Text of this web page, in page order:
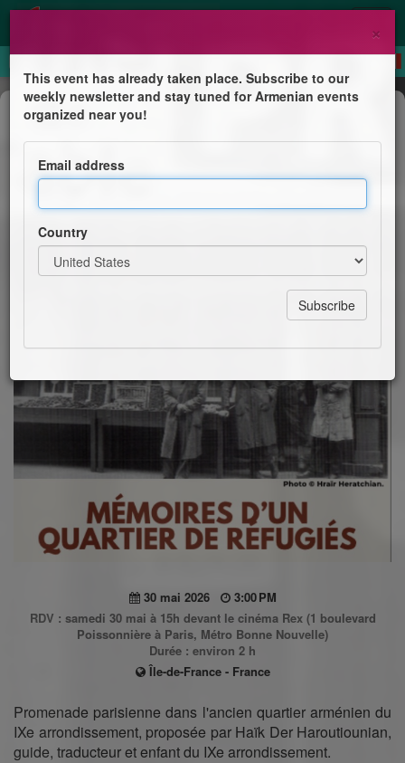
Trip
Promenade dans le IXe
arrondissement de Paris (ancien
30 mai 2026
3:00 PM
RDV : samedi 30 mai à 15h devant le cinéma Rex (1 boulevard
Poissonnière à Paris, Métro Bonne Nouvelle)
Durée : environ 2 h
Île-de-France - France
Promenade parisienne dans l'ancien quartier arménien du
IXe arrondissement, proposée par Haïk Der Haroutiounian,
guide, traducteur et enfant du IXe arrondissement.
×
This event has already taken place. Subscribe to our
weekly newsletter and stay tuned for Armenian events
organized near you!
Email address
Country